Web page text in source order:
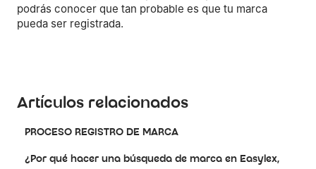
podrás conocer que tan probable es que tu marca
pueda ser registrada.
Artículos relacionados
PROCESO REGISTRO DE MARCA
¿Por qué hacer una búsqueda de marca en Easylex,